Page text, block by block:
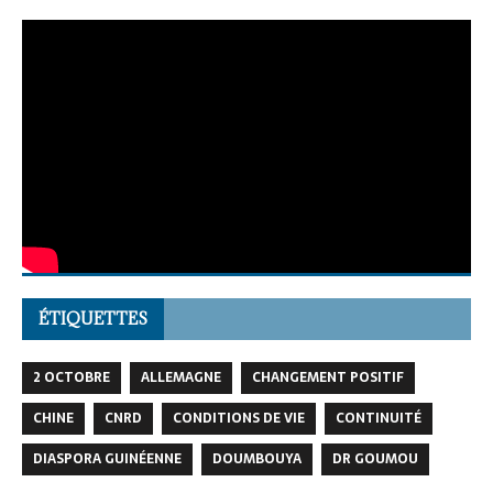
ÉTIQUETTES
2 OCTOBRE ALLEMAGNE
CHANGEMENT POSITIF
CHINE
CNRD CONDITIONS DE VIE
CONTINUITÉ
DIASPORA GUINÉENNE
DOUMBOUYA
DR GOUMOU